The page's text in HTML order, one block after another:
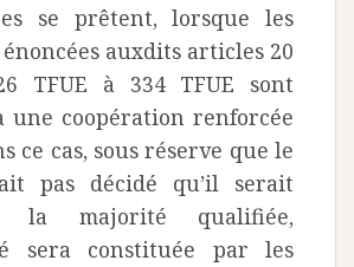
se prêtent, lorsque les
auxdits articles 20
TFUE à 334 TFUE sont
une coopération renforcée
ce cas, sous réserve que le
pas décidé qu’il serait
la majorité qualifiée,
sera constituée par les